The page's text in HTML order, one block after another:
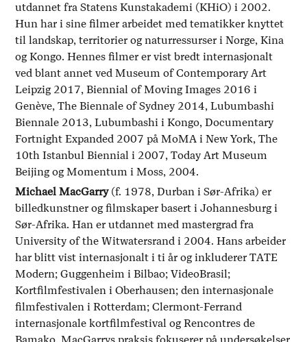
utdannet fra Statens Kunstakademi (KHiO) i 2002.
Hun har i sine filmer arbeidet med tematikker knyttet
til landskap, territorier og naturressurser i Norge, Kina
og Kongo. Hennes filmer er vist bredt internasjonalt
ved blant annet ved Museum of Contemporary Art
Leipzig 2017, Biennial of Moving Images 2016 i
Genève, The Biennale of Sydney 2014, Lubumbashi
Biennale 2013, Lubumbashi i Kongo, Documentary
Fortnight Expanded 2007 på MoMA i New York, The
10th Istanbul Biennial i 2007, Today Art Museum
Beijing og Momentum i Moss, 2004.
Michael MacGarry (f. 1978, Durban i Sør-Afrika) er
billedkunstner og filmskaper basert i Johannesburg i
Sør-Afrika. Han er utdannet med mastergrad fra
University of the Witwatersrand i 2004. Hans arbeider
har blitt vist internasjonalt i ti år og inkluderer TATE
Modern; Guggenheim i Bilbao; VideoBrasil;
Kortfilmfestivalen i Oberhausen; den internasjonale
filmfestivalen i Rotterdam; Clermont-Ferrand
internasjonale kortfilmfestival og Rencontres de